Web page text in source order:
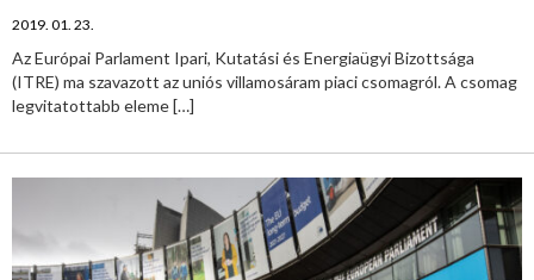
2019. 01. 23.
Az Európai Parlament Ipari, Kutatási és Energiaügyi Bizottsága
(ITRE) ma szavazott az uniós villamosáram piaci csomagról. A csomag
legvitatottabb eleme[…]